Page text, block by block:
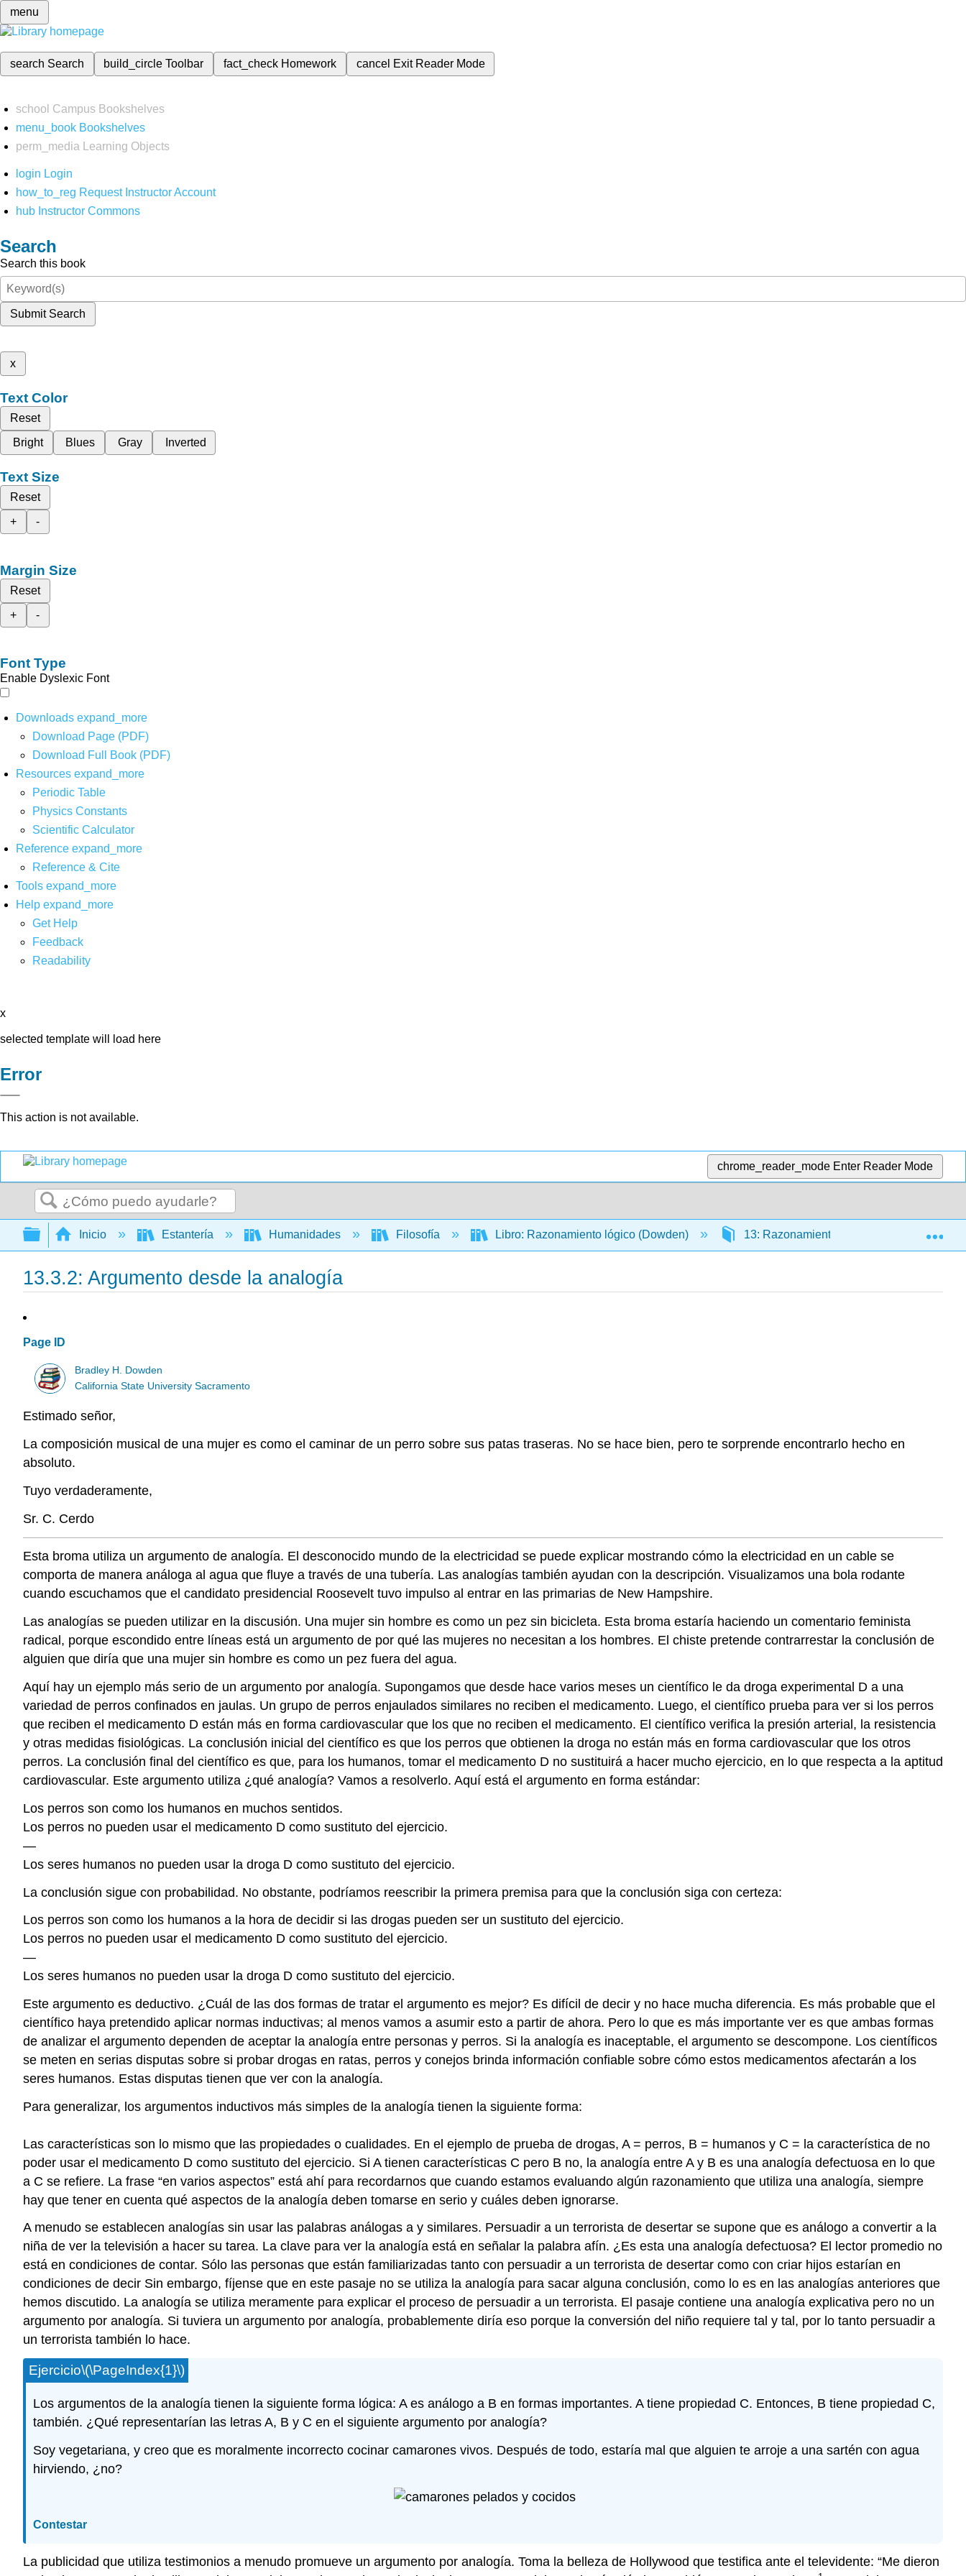
menu
search Search build_circleToolbar fact_check Homework cancel Exit Reader Mode
school Campus Bookshelves
menu_book Bookshelves
perm_media
Learning Objects
login Login
how_to_reg Request Instructor Account
hub Instructor Commons
Search
Search this book
Submit Search
x
Text Color
Reset
Bright
Blues Gray Inverted
Text Size
Reset
+
-
Margin Size
Reset
+
-
Font Type
Enable Dyslexic Font
Downloads expand_more
Download Page (PDF)
Download Full Book (PDF)
Resources expand_more
Periodic Table
Physics Constants
Scientific Calculator
Reference expand_more
Reference & Cite
Tools expand_more
Help expand_more
Get Help
Feedback
Readability
x
selected template will load here
Error
This action is not available.
chrome_reader_mode Enter Reader Mode
Buscar
Expandir/contraer jerarquía global
Inicio Estantería Humanidades Filosofía Libro: Razonamiento lógico (Dowden) 13: Razonamiento Inductivo
13.3.2: Argumento desde la analogía
Page ID
Bradley H. Dowden
California State University Sacramento
Estimado señor,
La composición musical de una mujer es como el caminar de un perro sobre sus patas traseras. No se hace bien, pero te sorprende encontrarlo hecho en
absoluto.
Tuyo verdaderamente,
Sr. C. Cerdo
Esta broma utiliza un argumento de analogía. El desconocido mundo de la electricidad se puede explicar mostrando cómo la electricidad en un cable se
comporta de manera análoga al agua que fluye a través de una tubería. Las analogías también ayudan con la descripción. Visualizamos una bola rodante
cuando escuchamos que el candidato presidencial Roosevelt tuvo impulso al entrar en las primarias de New Hampshire.
Las analogías se pueden utilizar en la discusión. Una mujer sin hombre es como un pez sin bicicleta. Esta broma estaría haciendo un comentario feminista
radical, porque escondido entre líneas está un argumento de por qué las mujeres no necesitan a los hombres. El chiste pretende contrarrestar la conclusión de
alguien que diría que una mujer sin hombre es como un pez fuera del agua.
Aquí hay un ejemplo más serio de un argumento por analogía. Supongamos que desde hace varios meses un científico le da droga experimental D a una
variedad de perros confinados en jaulas. Un grupo de perros enjaulados similares no reciben el medicamento. Luego, el científico prueba para ver si los perros
que reciben el medicamento D están más en forma cardiovascular que los que no reciben el medicamento. El científico verifica la presión arterial, la resistencia
y otras medidas fisiológicas. La conclusión inicial del científico es que los perros que obtienen la droga no están más en forma cardiovascular que los otros
perros. La conclusión final del científico es que, para los humanos, tomar el medicamento D no sustituirá a hacer mucho ejercicio, en lo que respecta a la aptitud
cardiovascular. Este argumento utiliza ¿qué analogía? Vamos a resolverlo. Aquí está el argumento en forma estándar:
Los perros son como los humanos en muchos sentidos.
Los perros no pueden usar el medicamento D como sustituto del ejercicio.
—
Los seres humanos no pueden usar la droga D como sustituto del ejercicio.
La conclusión sigue con probabilidad. No obstante, podríamos reescribir la primera premisa para que la conclusión siga con certeza:
Los perros son como los humanos a la hora de decidir si las drogas pueden ser un sustituto del ejercicio.
Los perros no pueden usar el medicamento D como sustituto del ejercicio.
—
Los seres humanos no pueden usar la droga D como sustituto del ejercicio.
Este argumento es deductivo. ¿Cuál de las dos formas de tratar el argumento es mejor? Es difícil de decir y no hace mucha diferencia. Es más probable que el
científico haya pretendido aplicar normas inductivas; al menos vamos a asumir esto a partir de ahora. Pero lo que es más importante ver es que ambas formas
de analizar el argumento dependen de aceptar la analogía entre personas y perros. Si la analogía es inaceptable, el argumento se descompone. Los científicos
se meten en serias disputas sobre si probar drogas en ratas, perros y conejos brinda información confiable sobre cómo estos medicamentos afectarán a los
seres humanos. Estas disputas tienen que ver con la analogía.
Para generalizar, los argumentos inductivos más simples de la analogía tienen la siguiente forma:
Las características son lo mismo que las propiedades o cualidades. En el ejemplo de prueba de drogas, A = perros, B = humanos y C = la característica de no
poder usar el medicamento D como sustituto del ejercicio. Si A tienen características C pero B no, la analogía entre A y B es una analogía defectuosa en lo que
a C se refiere. La frase “en varios aspectos” está ahí para recordarnos que cuando estamos evaluando algún razonamiento que utiliza una analogía, siempre
hay que tener en cuenta qué aspectos de la analogía deben tomarse en serio y cuáles deben ignorarse.
A menudo se establecen analogías sin usar las palabras análogas a y similares. Persuadir a un terrorista de desertar se supone que es análogo a convertir a la
niña de ver la televisión a hacer su tarea. La clave para ver la analogía está en señalar la palabra afín. ¿Es esta una analogía defectuosa? El lector promedio no
está en condiciones de contar. Sólo las personas que están familiarizadas tanto con persuadir a un terrorista de desertar como con criar hijos estarían en
condiciones de decir Sin embargo, fíjense que en este pasaje no se utiliza la analogía para sacar alguna conclusión, como lo es en las analogías anteriores que
hemos discutido. La analogía se utiliza meramente para explicar el proceso de persuadir a un terrorista. El pasaje contiene una analogía explicativa pero no un
argumento por analogía. Si tuviera un argumento por analogía, probablemente diría eso porque la conversión del niño requiere tal y tal, por lo tanto persuadir a
un terrorista también lo hace.
Ejercicio\(\PageIndex{1}\)
Los argumentos de la analogía tienen la siguiente forma lógica: A es análogo a B en formas importantes. A tiene propiedad C. Entonces, B tiene propiedad C,
también. ¿Qué representarían las letras A, B y C en el siguiente argumento por analogía?
Soy vegetariana, y creo que es moralmente incorrecto cocinar camarones vivos. Después de todo, estaría mal que alguien te arroje a una sartén con agua
hirviendo, ¿no?
Contestar
La publicidad que utiliza testimonios a menudo promueve un argumento por analogía. Toma la belleza de Hollywood que testifica ante el televidente: “Me dieron